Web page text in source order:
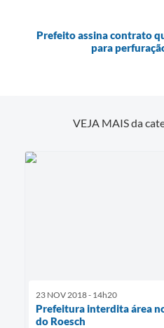
Prefeito assina contrato
para
VEJA MAIS da
23 NOV 2018 - 14h20
Prefeitura interdita área
do Roesch